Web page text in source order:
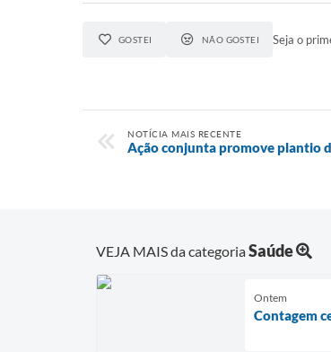
GOSTEI NÃO GOSTEI Seja o
NOTÍCIA MAIS RECENTE
Ação conjunta promove plantio
VEJA MAIS da categoriaSaúde
Ontem
Contagem